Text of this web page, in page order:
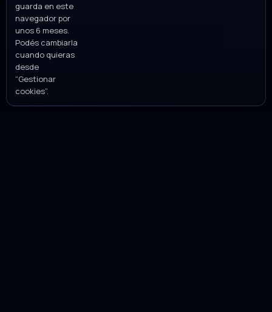
guarda en este
navegador por
unos 6 meses.
Podés cambiarla
cuando quieras
desde
“Gestionar
cookies”.